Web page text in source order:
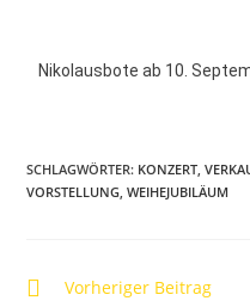
Nikolausbote ab 10.
SCHLAGWÖRTER: KONZERT
VORSTELLUNG WEIHEJUBILÄUM
Vorheriger Beitrag